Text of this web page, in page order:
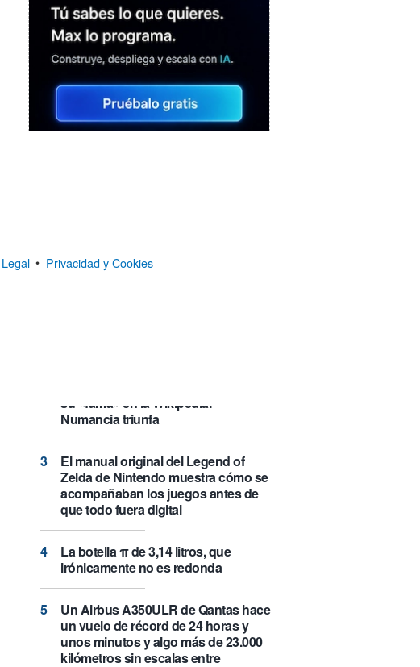
su «fama» en la Wikipedia.
Numancia triunfa
El manual original del Legend of
Zelda de Nintendo muestra cómo se
acompañaban los juegos antes de
que todo fuera digital
La botella π de 3,14 litros, que
irónicamente no es redonda
Un Airbus A350ULR de Qantas hace
un vuelo de récord de 24 horas y
unos minutos y algo más de 23.000
kilómetros sin escalas entre
Legal • Privacidad y Cookies